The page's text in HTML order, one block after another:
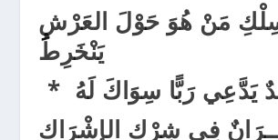
مَنْ هُوَ حَوْلَ العَرْشِ
يَنْخَرِطُ
يَدَّعِي رَبًّا سِوَاكَ لَهُ *
رَانٌ فِي شِرْكِ الإِشْرَاكِ